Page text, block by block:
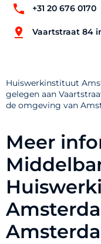
+31 20 676 0170
Vaartstraat 84
Huiswerkinstituut
gelegen aan
de omgeving van
Meer